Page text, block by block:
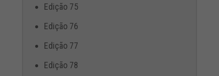
Edição 75
Edição 76
Edição 77
Edição 78